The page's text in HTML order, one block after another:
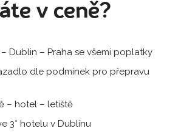
v ceně?
Dublin – Praha se všemi poplatky
dle podmínek pro přepravu
– hotel – letiště
3* hotelu v Dublinu